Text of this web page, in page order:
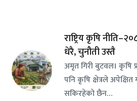
राष्ट्रिय कृषि
धेरै, चुनौती उस्तै
अमृत गिरी बुटवल। कृषि
पनि कृषि क्षेत्रले अपेक्षित
सकिरहेको छैन…